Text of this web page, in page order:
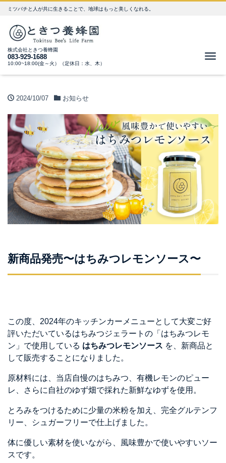
ミツバチと人が共に生きることで、地球はもっと美しくなれる。
株式会社ときつ養蜂園
083-929-1688
10:00~18:00(金～火）（定休日：水、木）
2024/10/07 お知らせ
新商品発売〜はちみつレモンソース〜
この度、2024年のキッチンカーメニューとして大変ご好
評いただいているはちみつジェラートの「はちみつレモ
ン」で使用している はちみつレモンソース を、新商品と
して販売することになりました。
原材料には、当店自慢のはちみつ、有機レモンのピュー
レ、さらに自社のゆず畑で採れた新鮮なゆずを使用。
とろみをつけるために少量の米粉を加え、完全グルテンフ
リー、シュガーフリーで仕上げました。
体に優しい素材を使いながら、風味豊かで使いやすいソー
スです。